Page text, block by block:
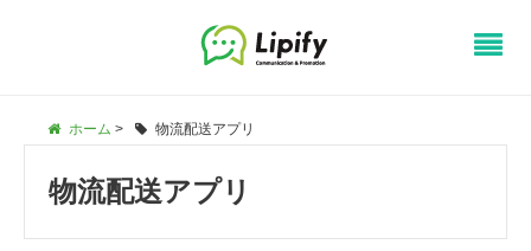
ホーム > 物流配送アプリ
物流配送アプリ